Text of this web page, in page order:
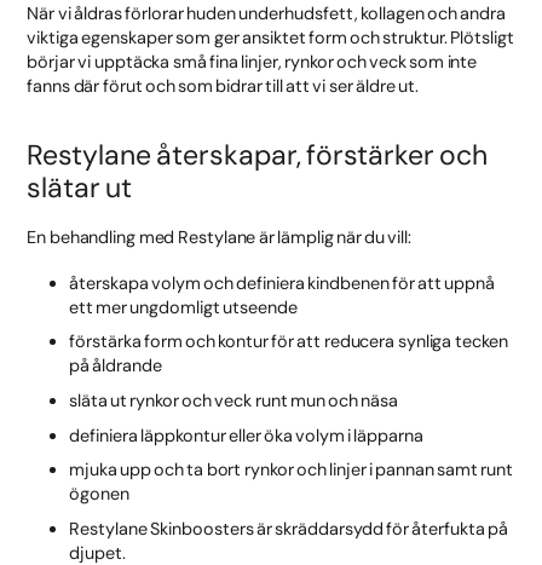
När vi åldras förlorar huden underhudsfett, kollagen och andra
viktiga egenskaper som ger ansiktet form och struktur. Plötsligt
börjar vi upptäcka små fina linjer, rynkor och veck som inte
fanns där förut och som bidrar till att vi ser äldre ut.
Restylane återskapar, förstärker och
slätar ut
En behandling med Restylane är lämplig när du vill:
återskapa volym och definiera kindbenen för att uppnå
ett mer ungdomligt utseende
förstärka form och kontur för att reducera synliga tecken
på åldrande
släta ut rynkor och veck runt mun och näsa
definiera läppkontur eller öka volym i läpparna
mjuka upp och ta bort rynkor och linjer i pannan samt runt
ögonen
Restylane Skinboosters är skräddarsydd för återfukta på
djupet.